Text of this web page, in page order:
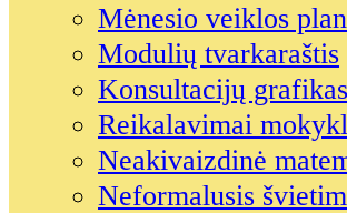
Mėnesio veiklos
Modulių tvarkaraštis
Konsultacijų grafikas
Reikalavimai
Neakivaizdinė
Neformalusis